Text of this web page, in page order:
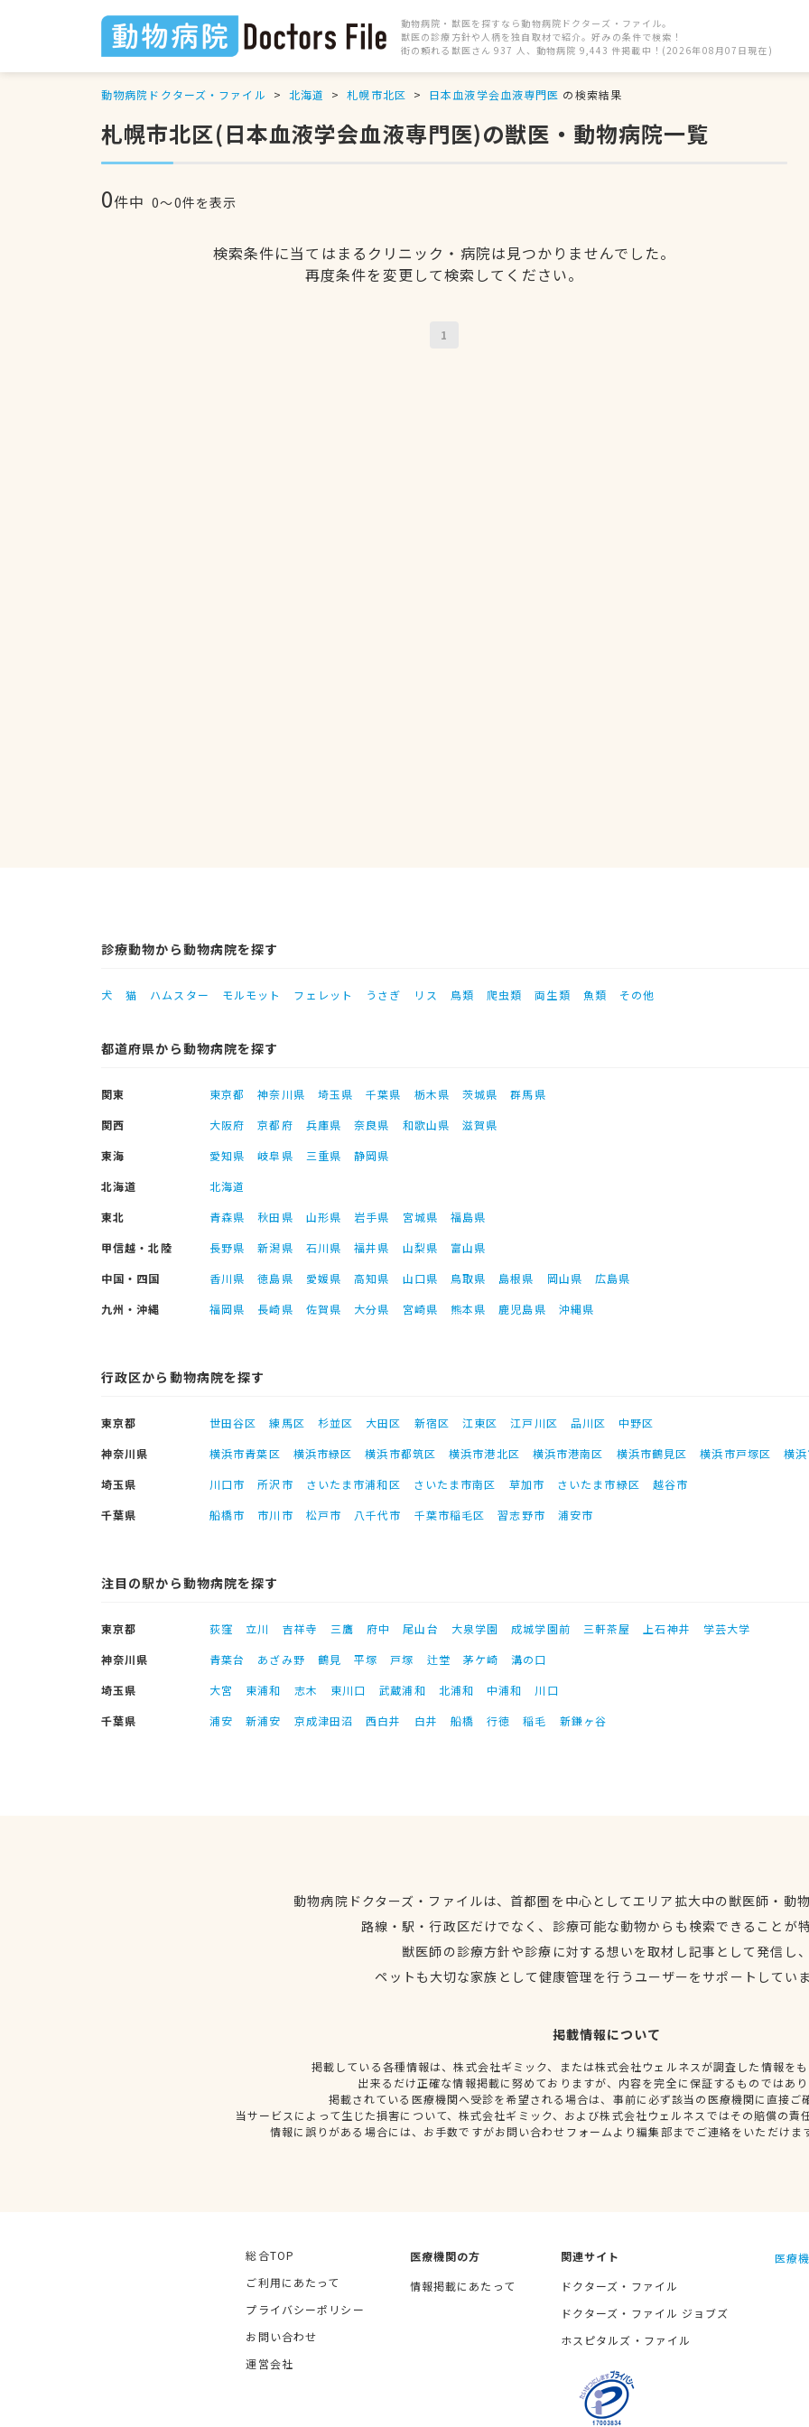
動物病院・獣医を探すなら動物病院ドクターズ・ファイル。
獣医の診療方針や人柄を独自取材で紹介。好みの条件で検索！
街の頼れる獣医さん 937 人、動物病院 9,443 件掲載中！(2026年08月07日現在)
動物病院ドクターズ・ファイル 北海道 札幌市北区 日本血液学会血液専門医 の検索結果
札幌市北区(日本血液学会血液専門医)の獣医・動物病院一覧
0件中 0〜0件を表示
検索条件に当てはまるクリニック・病院は見つかりませんでした。
再度条件を変更して検索してください。
1
診療動物から動物病院を探す
犬 猫 ハムスター モルモット フェレット うさぎ リス 鳥類 爬虫類 両生類 魚類 その他
都道府県から動物病院を探す
関東 東京都 神奈川県 埼玉県 千葉県 栃木県 茨城県
群馬県
関西
大阪府 京都府 兵庫県 奈良県 和歌山県
滋賀県
東海
愛知県 岐阜県 三重県
静岡県
北海道
北海道
東北
青森県 秋田県 山形県 岩手県 宮城県
福島県
甲信越・北陸
長野県 新潟県 石川県 福井県 山梨県
富山県
中国・四国
香川県 徳島県 愛媛県 高知県 山口県 鳥取県 島根県 岡山県
広島県
九州・沖縄
福岡県 長崎県 佐賀県 大分県 宮崎県 熊本県 鹿児島県 沖縄県
行政区から動物病院を探す
東京都 世田谷区 練馬区 杉並区 大田区 新宿区 江東区 江戸川区 品川区
中野区
神奈川県
横浜市青葉区 横浜市緑区 横浜市都筑区 横浜市港北区 横浜市港南区 横浜市鶴見区 横浜市戸塚区
横
埼玉県
川口市 所沢市 さいたま市浦和区 さいたま市南区 草加市 さいたま市緑区
越谷市
千葉県
船橋市 市川市 松戸市 八千代市 千葉市稲毛区 習志野市 浦安市
注目の駅から動物病院を探す
東京都 荻窪 立川 吉祥寺 三鷹 府中 尾山台 大泉学園 成城学園前 三軒茶屋 上石神井
学芸大学
神奈川県
青葉台 あざみ野 鶴見 平塚 戸塚 辻堂 茅ケ崎
溝の口
埼玉県
大宮 東浦和 志木 東川口 武蔵浦和 北浦和 中浦和
川口
千葉県
浦安 新浦安 京成津田沼 西白井 白井 船橋 行徳 稲毛 新鎌ヶ谷
動物病院ドクターズ・ファイルは、首都圏を中心としてエリア拡大中の獣医師・動
路線・駅・行政区だけでなく、診療可能な動物からも検索できることが
獣医師の診療方針や診療に対する想いを取材し記事として発信し
ペットも大切な家族として健康管理を行うユーザーをサポートしてい
掲載情報について
掲載している各種情報は、株式会社ギミック、または株式会社ウェルネスが調査した情報を
出来るだけ正確な情報掲載に努めておりますが、内容を完全に保証するものではあ
掲載されている医療機関へ受診を希望される場合は、事前に必ず該当の医療機関に直接ご
当サービスによって生じた損害について、株式会社ギミック、および株式会社ウェルネスではその賠償の責
情報に誤りがある場合には、お手数ですがお問い合わせフォームより編集部までご連絡をいただけま
総合TOP
ご利用にあたって
プライバシーポリシー
お問い合わせ
運営会社
医療機関の方
情報掲載にあたって
関連サイト
ドクターズ・ファイル
ドクターズ・ファイル ジョブズ
ホスピタルズ・ファイル
医療